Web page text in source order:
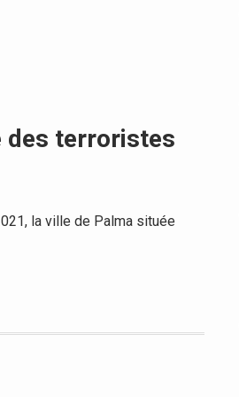
des terroristes
la ville de Palma située